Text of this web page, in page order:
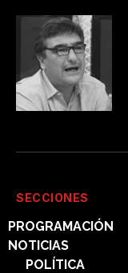
SECCIONES
PROGRAMACIÓN
NOTICIAS
POLÍTICA